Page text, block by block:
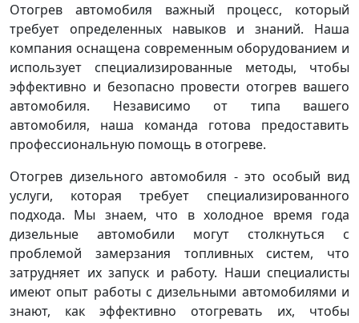
Отогрев автомобиля важный процесс, который
требует определенных навыков и знаний. Наша
компания оснащена современным оборудованием и
использует специализированные методы, чтобы
эффективно и безопасно провести отогрев вашего
автомобиля. Независимо от типа вашего
автомобиля, наша команда готова предоставить
профессиональную помощь в отогреве.
Отогрев дизельного автомобиля - это особый вид
услуги, которая требует специализированного
подхода. Мы знаем, что в холодное время года
дизельные автомобили могут столкнуться с
проблемой замерзания топливных систем, что
затрудняет их запуск и работу. Наши специалисты
имеют опыт работы с дизельными автомобилями и
знают, как эффективно отогревать их, чтобы